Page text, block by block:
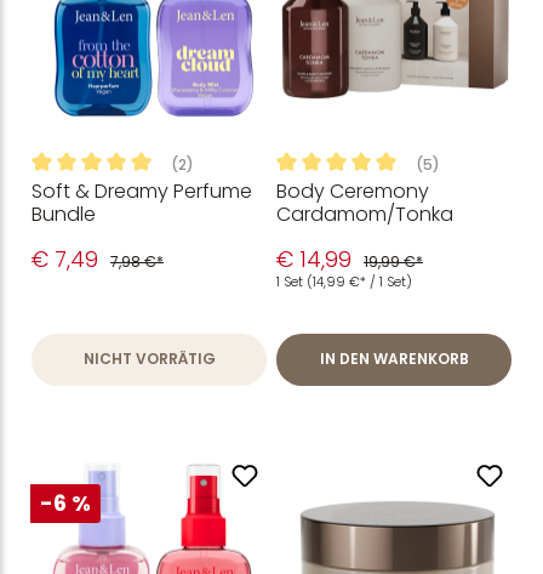
Durchschnittliche Bewertung von 5 von 5 Sternen
(2)
Soft & Dreamy Perfume
Bundle
€ 7,49 7,98 €*
NICHT VORRÄTIG
Durchschnittliche
(5)
Body Ceremony
Cardamom/Tonka
€ 14,99 19,99 €*
1 Set (14,99 €* / 1 Set)
IN DEN WARENKORB
-6 %